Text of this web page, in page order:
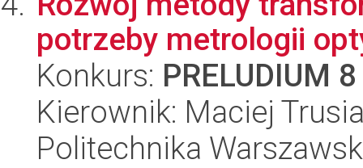
potrzeby metrologii
Konkurs: PRELUDIUM 8
Kierownik: Maciej
Politechnika